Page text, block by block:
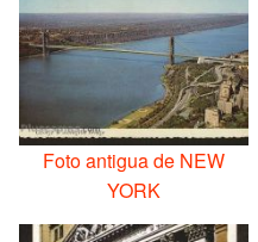
Foto antigua de NEW
YORK